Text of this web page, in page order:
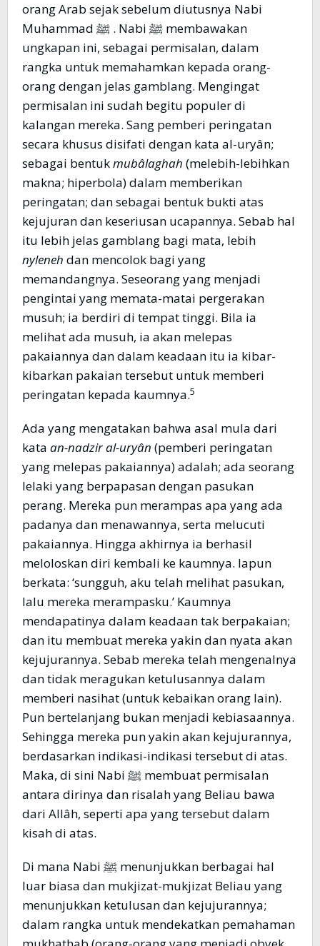
orang Arab sejak sebelum diutusnya Nabi
Muhammad ﷺ . Nabi ﷺ membawakan
ungkapan ini, sebagai permisalan, dalam
rangka untuk memahamkan kepada orang-
orang dengan jelas gamblang. Mengingat
permisalan ini sudah begitu populer di
kalangan mereka. Sang pemberi peringatan
secara khusus disifati dengan kata al-uryân;
sebagai bentukmubâlaghah (melebih-lebihkan
makna; hiperbola) dalam memberikan
peringatan; dan sebagai bentuk bukti atas
kejujuran dan keseriusan ucapannya. Sebab hal
itu lebih jelas gamblang bagi mata, lebih
nyleneh dan mencolok bagi yang
memandangnya. Seseorang yang menjadi
pengintai yang memata-matai pergerakan
musuh; ia berdiri di tempat tinggi. Bila ia
melihat ada musuh, ia akan melepas
pakaiannya dan dalam keadaan itu ia kibar-
kibarkan pakaian tersebut untuk memberi
peringatan kepada kaumnya.5
Ada yang mengatakan bahwa asal mula dari
kata an-nadzir al-uryân (pemberi peringatan
yang melepas pakaiannya) adalah; ada seorang
lelaki yang berpapasan dengan pasukan
perang. Mereka pun merampas apa yang ada
padanya dan menawannya, serta melucuti
pakaiannya. Hingga akhirnya ia berhasil
meloloskan diri kembali ke kaumnya. Iapun
berkata: ‘sungguh, aku telah melihat pasukan,
lalu mereka merampasku.’ Kaumnya
mendapatinya dalam keadaan tak berpakaian;
dan itu membuat mereka yakin dan nyata akan
kejujurannya. Sebab mereka telah mengenalnya
dan tidak meragukan ketulusannya dalam
memberi nasihat (untuk kebaikan orang lain).
Pun bertelanjang bukan menjadi kebiasaannya.
Sehingga mereka pun yakin akan kejujurannya,
berdasarkan indikasi-indikasi tersebut di atas.
Maka, di sini Nabi ﷺ membuat permisalan
antara dirinya dan risalah yang Beliau bawa
dari Allâh, seperti apa yang tersebut dalam
kisah di atas.
Di mana Nabi ﷺ menunjukkan berbagai hal
luar biasa dan mukjizat-mukjizat Beliau yang
menunjukkan ketulusan dan kejujurannya;
dalam rangka untuk mendekatkan pemahaman